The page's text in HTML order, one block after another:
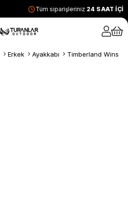
Tüm siparişleriniz 24 SAAT
Erkek Ayakkabı Timberland Winsor